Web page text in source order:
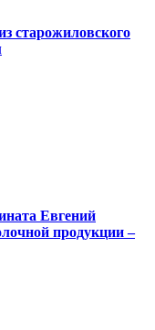
старожиловского
Евгений
продукции –